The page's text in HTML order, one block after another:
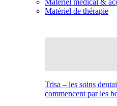
Matériel médical &
Matériel de thérapie
Trisa – les soins
commencent par les